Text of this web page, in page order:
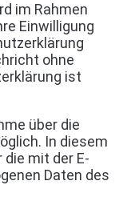
im Rahmen
Einwilligung
ohne
ist
über die
In diesem
mit der E-
Daten des